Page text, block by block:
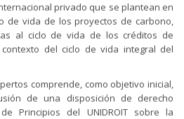
privado que se plantean en
de vida de los proyectos de carbono,
al ciclo de vida de los créditos de
del ciclo de vida integral del
comprende, como objetivo inicial,
de una disposición de derecho
Principios del UNIDROIT sobre la